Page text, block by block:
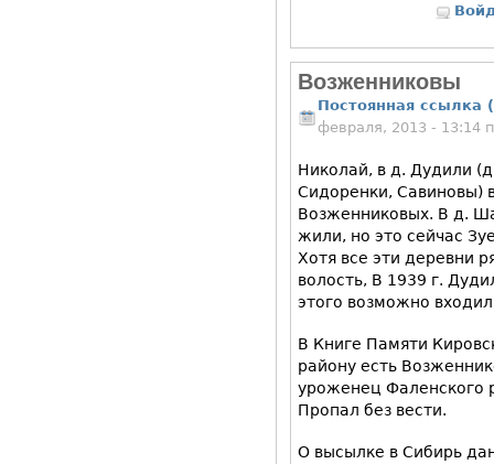
Возженниковы
Постоянная ссылка
февраля, 2013 - 13:14
Николай, в д. Дудили
Сидоренки, Савиновы)
Возженниковых. В д.
жили, но это сейчас
Хотя все эти деревни
волость, В 1939 г.
этого возможно
В Книге Памяти
району есть
уроженец Фаленского
Пропал без вести.
О высылке в Сибирь